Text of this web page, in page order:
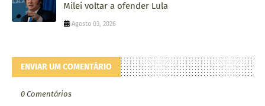
Milei voltar a ofender Lula
Agosto 03, 2026
ENVIAR UM COMENTÁRIO
0 Comentários